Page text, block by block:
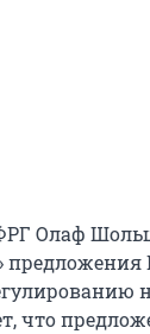
Олаф
что